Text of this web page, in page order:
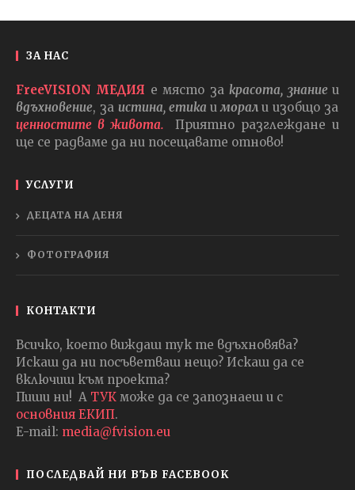
ЗА НАС
FreeVISION МЕДИЯ е място закрасота, знаниеи
вдъхновение, за истина, етика и морали изобщо за
ценностите в живота.
Приятно разглеждане и
ще се радваме да ни посещавате отново!
УСЛУГИ
ДЕЦАТА НА ДЕНЯ
ФОТОГРАФИЯ
КОНТАКТИ
Всичко, което виждаш тук те вдъхновява?
Искаш да ни посъветваш нещо? Искаш да се
включиш към проекта?
Пиши ни! А ТУК може да се запознаеш и с
основния ЕКИП.
E-mail: media@fvision.eu
ПОСЛЕДВАЙ НИ ВЪВ FACEBOOK